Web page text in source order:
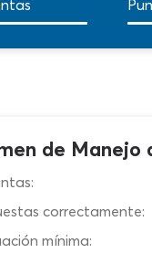
de Manejo
correctamente:
mínima: